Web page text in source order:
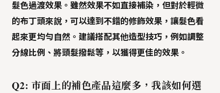
髮色過渡效果。雖然效果不如直接補染，但對於輕微
的布丁頭來說，可以達到不錯的修飾效果，讓髮色看
起來更均勻自然。建議搭配其他造型技巧，例如調整
分線比例、將頭髮撥鬆等，以獲得更佳的效果。
Q2: 市面上的補色產品這麼多，我該如何選